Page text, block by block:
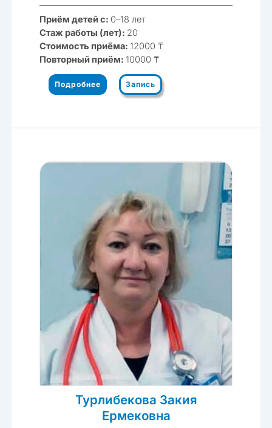
Приём детей с: 0–18 лет
Стаж работы (лет): 20
Стоимость приёма: 12000 ₸
Повторный приём: 10000 ₸
Подробнее Запись
Турлибекова Закия
Ермековна